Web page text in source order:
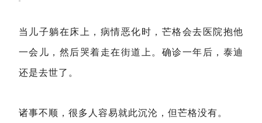
当儿子躺在床上，病情恶化时，芒格会去医院抱他
一会儿，然后哭着走在街道上。确诊一年后，泰迪
还是去世了。
诸事不顺，很多人容易就此沉沦，但芒格没有。